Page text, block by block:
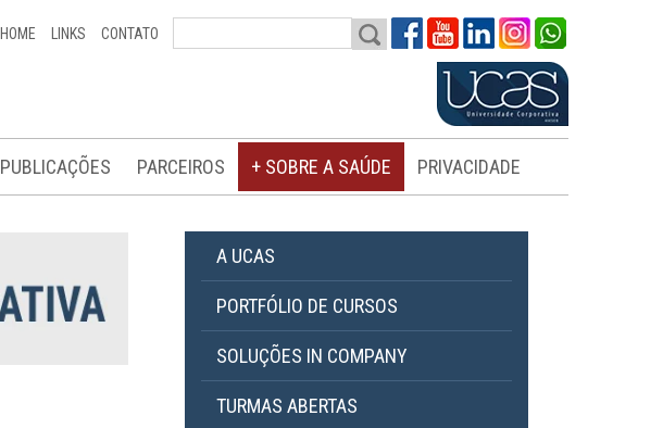
HOME LINKS CONTATO
PUBLICAÇÕES PARCEIROS + SOBRE A SAÚDE PRIVACIDADE
A UCAS
PORTFÓLIO DE CURSOS
SOLUÇÕES IN COMPANY
TURMAS ABERTAS